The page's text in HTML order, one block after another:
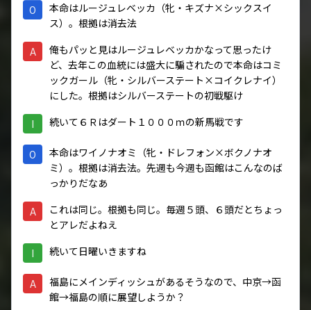
O
本命はルージュレベッカ（牝・キズナ×シックスイ
ス）。根拠は消去法
A
俺もパッと見はルージュレベッカかなって思ったけ
ど、去年この血統には盛大に騙されたので本命はコミ
ックガール（牝・シルバーステート×コイクレナイ）
にした。根拠はシルバーステートの初戦駆け
I 続いて６Ｒはダート１０００ｍの新馬戦です
O
本命はワイノナオミ（牝・ドレフォン×ボクノナオ
ミ）。根拠は消去法。先週も今週も函館はこんなのば
っかりだなあ
A
これは同じ。根拠も同じ。毎週５頭、６頭だとちょっ
とアレだよねえ
I 続いて日曜いきますね
A
福島にメインディッシュがあるそうなので、中京→函
館→福島の順に展望しようか？